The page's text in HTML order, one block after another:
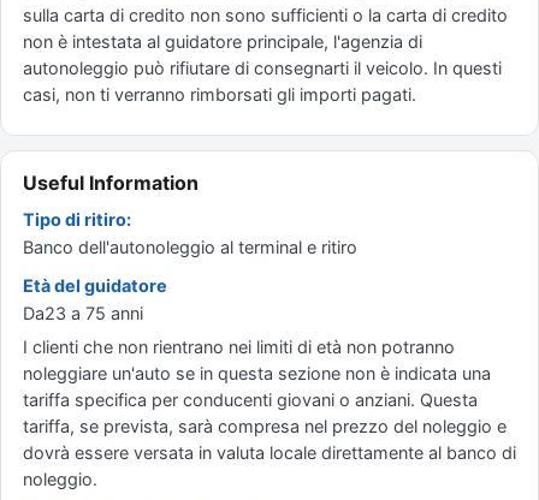
sulla carta di credito non sono sufficienti o la carta di credito
non è intestata al guidatore principale, l'agenzia di
autonoleggio può rifiutare di consegnarti il veicolo. In questi
casi, non ti verranno rimborsati gli importi pagati.
Useful Information
Tipo di ritiro:
Banco dell'autonoleggio al terminal e ritiro
Età del guidatore
Da23 a 75 anni
I clienti che non rientrano nei limiti di età non potranno
noleggiare un'auto se in questa sezione non è indicata una
tariffa specifica per conducenti giovani o anziani. Questa
tariffa, se prevista, sarà compresa nel prezzo del noleggio e
dovrà essere versata in valuta locale direttamente al banco di
noleggio.